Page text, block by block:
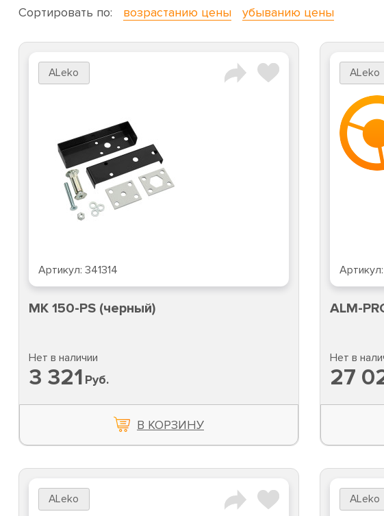
Сортировать по: возрастанию цены убыванию цены
ALeko
Артикул: 341314
MK 150-PS (черный)
Нет в наличии
3 321 Руб.
В КОРЗИНУ
ALeko
Артикул:
ALM-
Нет в
27
ALeko ALeko